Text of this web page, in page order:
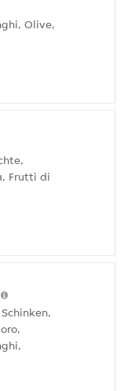
Olive,
Frutti di